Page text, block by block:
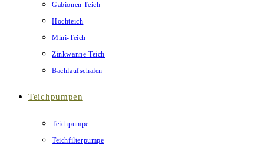
Gabionen Teich
Hochteich
Mini-Teich
Zinkwanne Teich
Bachlaufschalen
Teichpumpen
Teichpumpe
Teichfilterpumpe